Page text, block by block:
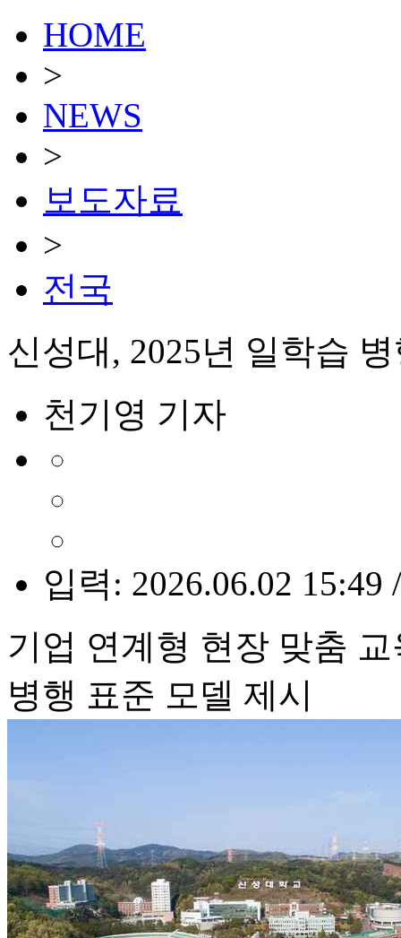
HOME
>
NEWS
>
보도자료
>
전국
신성대, 2025년 일학습
천기영 기자
입력: 2026.06.02 15:49
기업 연계형 현장 맞춤
병행 표준 모델 제시